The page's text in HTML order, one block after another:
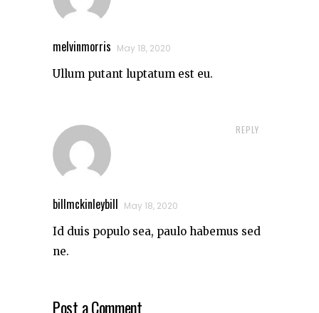
melvinmorris May 18, 2020
Ullum putant luptatum est eu.
REPLY
billmckinleybill May 18, 2020
Id duis populo sea, paulo habemus sed
ne.
Post a Comment